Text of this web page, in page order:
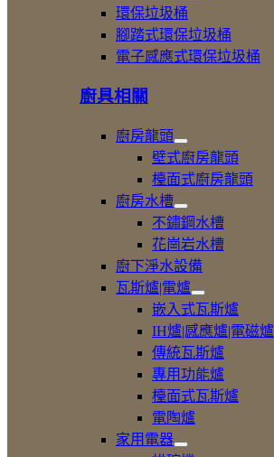
環保垃圾桶
腳踏式環保垃圾桶
電子感應式環保垃圾桶
廚具相關
廚房龍頭
展
開
廚
房
龍
頭
壁式廚房龍頭
檯面式廚房龍頭
廚房水槽
展
開
廚
房
水
槽
不鏽鋼水槽
花崗岩水槽
廚下淨水設備
瓦斯爐|電爐
展
開
瓦
斯
爐|
電
爐
嵌入式瓦斯爐
IH爐|感應爐|電磁爐
傳統瓦斯爐
專用功能爐
檯面式瓦斯爐
電陶爐
家用電器
展